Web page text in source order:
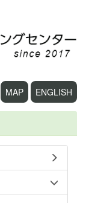
MAP ENGLISH